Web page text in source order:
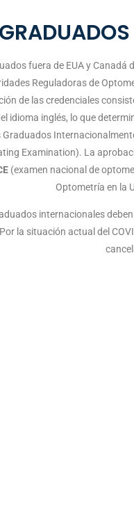
fuera de EUA y Canadá
Reguladoras de
de las credenciales
idioma inglés, lo que
Examination). La
(examen nacional de
Optometría en la
internacionales
la situación actual del